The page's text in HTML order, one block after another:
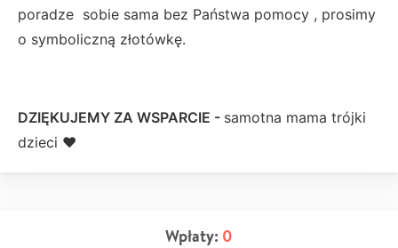
poradze sobie sama bez Państwa pomocy , prosimy
o symboliczną złotówkę.
DZIĘKUJEMY ZA WSPARCIE - samotna mama trójki
dzieci ❤
Wpłaty: 0